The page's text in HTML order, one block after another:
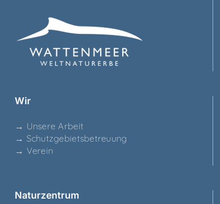
Wir
→ Unse­re Arbeit
→ Schutz­ge­biets­be­treu­ung
→ Ver­ein
Natur­zen­trum